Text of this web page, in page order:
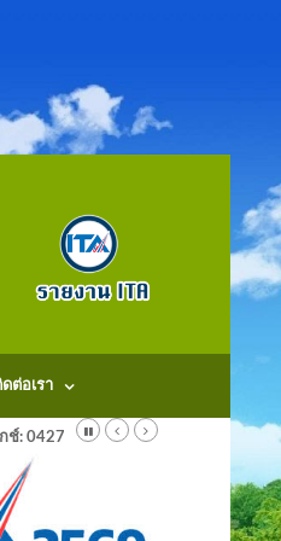
ดต่อเรา
042707579 E-Mail: